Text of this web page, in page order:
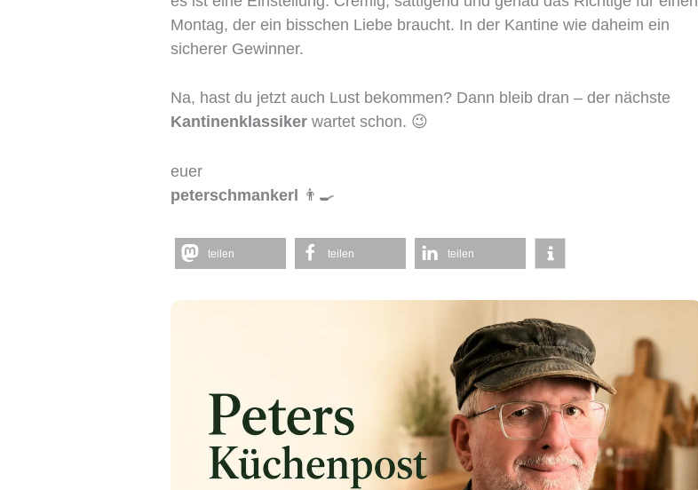
Montag, der ein bisschen Liebe braucht. In der Kantine wie daheim ein
sicherer Gewinner.
Na, hast du jetzt auch Lust bekommen? Dann bleib dran – der nächste
Kantinenklassiker wartet schon. 😉
euer
peterschmankerl
👨‍🍳
teilen teilen teilen